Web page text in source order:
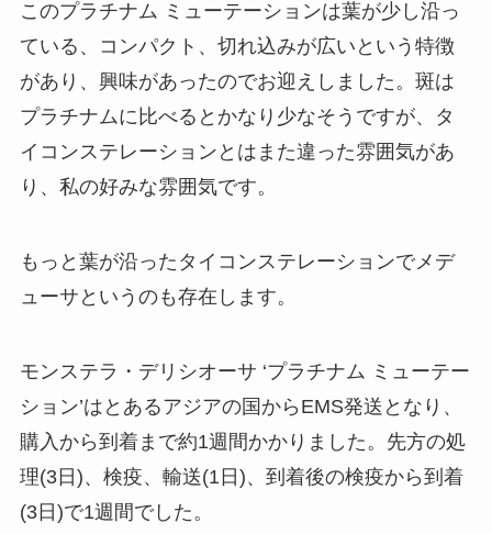
このプラチナム ミューテーションは葉が少し沿っ
ている、コンパクト、切れ込みが広いという特徴
があり、興味があったのでお迎えしました。斑は
プラチナムに比べるとかなり少なそうですが、タ
イコンステレーションとはまた違った雰囲気があ
り、私の好みな雰囲気です。
もっと葉が沿ったタイコンステレーションでメデ
ューサというのも存在します。
モンステラ・デリシオーサ ‘プラチナム ミューテー
ション’はとあるアジアの国からEMS発送となり、
購入から到着まで約1週間かかりました。先方の処
理(3日)、検疫、輸送(1日)、到着後の検疫から到着
(3日)で1週間でした。